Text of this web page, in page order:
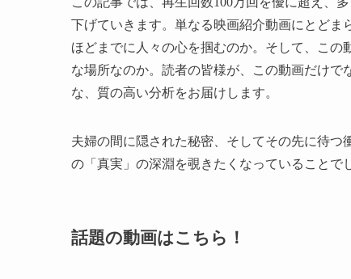
下げていきます。単なる映画紹介動画にとど
ほどまでに人々の心を掴むのか。そして、この
な場所なのか。読者の皆様が、この動画だけで
な、質の高い分析をお届けします。
夫婦の間に隠された秘密、そしてその先に待
の「真実」の深淵を覗きたくなっていることで
話題の動画はこちら！